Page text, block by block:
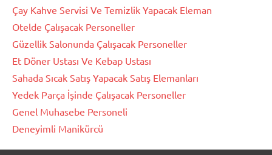
Çay Kahve Servisi Ve Temizlik Yapacak Eleman
Otelde Çalışacak Personeller
Güzellik Salonunda Çalışacak Personeller
Et Döner Ustası Ve Kebap Ustası
Sahada Sıcak Satış Yapacak Satış Elemanları
Yedek Parça İşinde Çalışacak Personeller
Genel Muhasebe Personeli
Deneyimli Manikürcü